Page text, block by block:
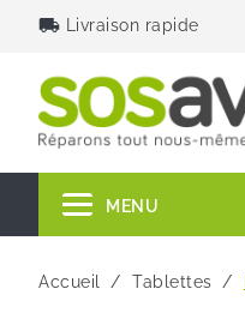
local_shipping Livraison rapide
MENU
Accueil Tablettes